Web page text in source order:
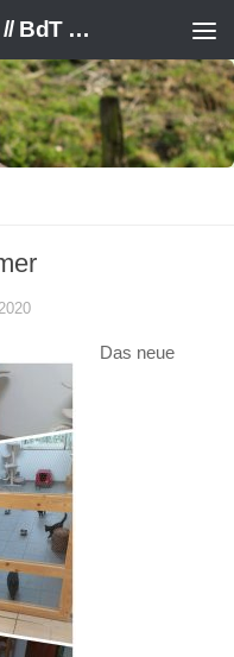
Tierherberge Kamp-Lintfort // BdT e.V.
Das neue